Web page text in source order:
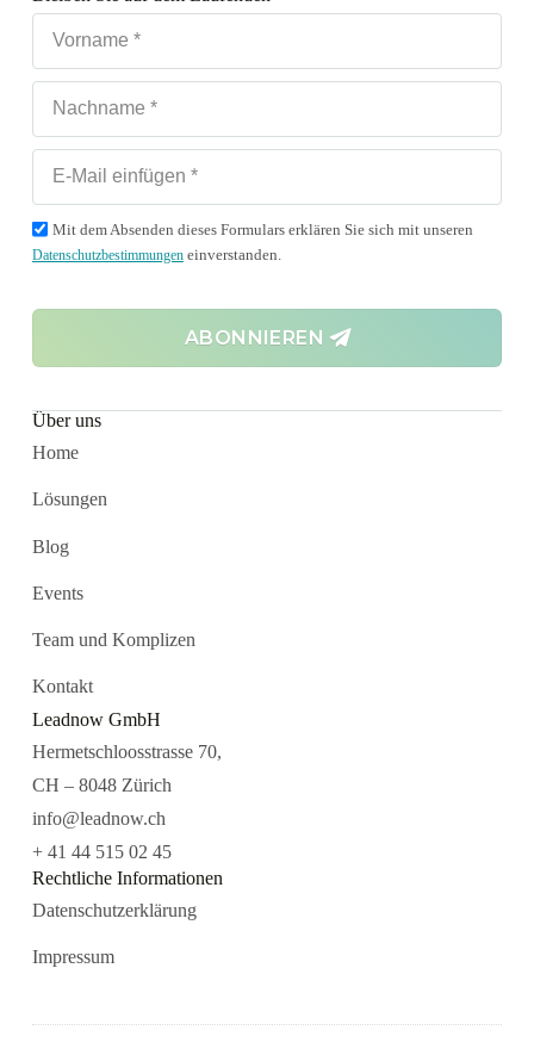
Leadnow GmbH
Hermetschloosstrasse 70,
CH – 8048 Zürich
info@leadnow.ch
+ 41 44 515 02 45
Rechtliche Informationen
Datenschutzerklärung
Impressum
Über uns
Home
Lösungen
Blog
Events
Team und Komplizen
Kontakt
Mit dem Absenden dieses Formulars erklären Sie sich mit unseren
Datenschutzbestimmungeneinverstanden.
ABONNIEREN